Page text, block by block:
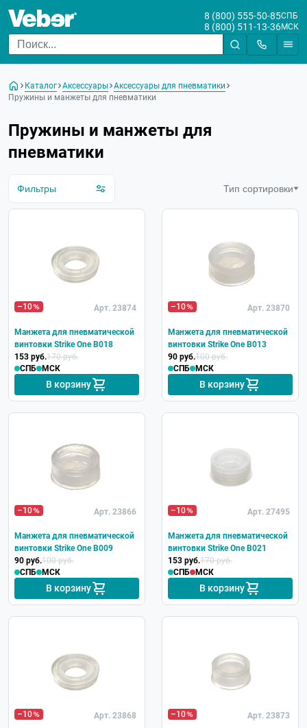
8 (800) 555-50-85СПБ
8 (800) 511-13-36МСК
Каталог Аксессуары Аксессуары для пневматики
Пружины и манжеты для пневматики
Пружины и манжеты для
пневматики
Цена
От
До
Бренд
Фильтры Тип сортировки
–10 Арт. 23874
Манжета для пневматической
винтовки Strike One B018
153 руб.170 руб.
СПБ
МСК
В корзину
–10 Арт. 23870
Манжета для пневматической
винтовки Strike One B013
90 руб.100 руб.
СПБ
МСК
В корзину
–10 Арт. 23866
Манжета для пневматической
винтовки Strike One B009
90 руб.100 руб.
СПБ
МСК
В корзину
–10 Арт. 27495
Манжета для пневматической
винтовки Strike One B021
153 руб.170 руб.
СПБ
МСК
В корзину
–10 Арт. 23868 –10 Арт. 23873